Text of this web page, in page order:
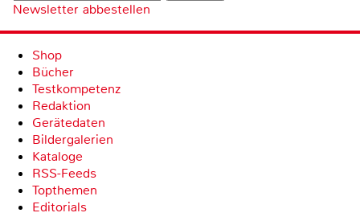
Newsletter abbestellen
Shop
Bücher
Testkompetenz
Redaktion
Gerätedaten
Bildergalerien
Kataloge
RSS-Feeds
Topthemen
Editorials